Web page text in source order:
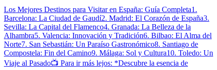
Los Mejores Destinos para Visitar en España: Guía Completa1.
Barcelona: La Ciudad de Gaudí2. Madrid: El Corazón de España3.
Sevilla: La Capital del Flamenco4. Granada: La Belleza de la
Alhambra5. Valencia: Innovación y Tradición6. Bilbao: El Alma del
Norte7. San Sebastián: Un Paraíso Gastronómico8. Santiago de
Compostela: Fin del Camino9. Málaga: Sol y Cultura10. Toledo: Un
Viaje al Pasado📺 Para ir más lejos: *Descubre la esencia de